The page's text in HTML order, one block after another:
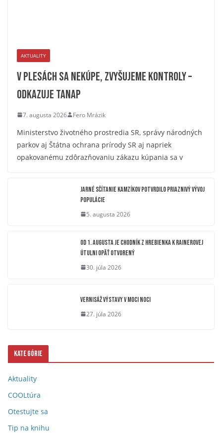
AKTUALITY
V plesách sa nekúpe, zvyšujeme kontroly –
odkazuje TANAP
7. augusta 2026 Fero Mrázik
Ministerstvo životného prostredia SR, správy národných
parkov aj Štátna ochrana prírody SR aj napriek
opakovanému zdôrazňovaniu zákazu kúpania sa v
Jarné sčítanie kamzíkov potvrdilo priaznivý vývoj
populácie
5. augusta 2026
OD 1. AUGUSTA JE CHODNÍK Z HREBIENKA K RAINEROVEJ
ÚTULNI OPÄŤ OTVORENÝ
30. júla 2026
Vernisáž výstavy V moci noci
27. júla 2026
Kategórie
Aktuality
COOLtúra
Otestujte sa
Tip na knihu